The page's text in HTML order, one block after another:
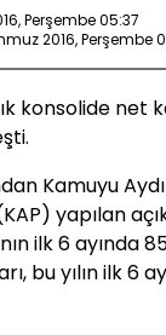
Perşembe 05:37
2016, Perşembe
konsolide net
Kamuyu
yapılan
ilk 6 ayında
bu yılın ilk 6